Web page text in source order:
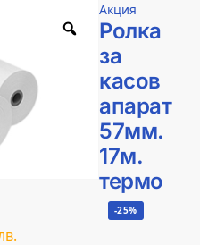
Акция
Ролка
за
касов
апарат
57мм.
17м.
термо
-25%